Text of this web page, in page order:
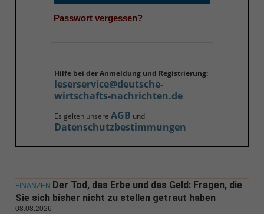
Passwort vergessen?
Hilfe bei der Anmeldung und Registrierung:
leserservice@deutsche-
wirtschafts-nachrichten.de
Es gelten unsere AGB und
Datenschutzbestimmungen
FINANZEN Der Tod, das Erbe und das Geld: Fragen, die
Sie sich bisher nicht zu stellen getraut haben
08.08.2026